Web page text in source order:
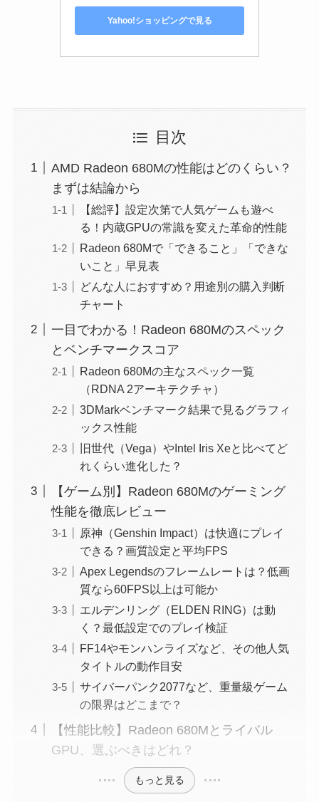
Yahoo!ショッピングで見る
目次
AMD Radeon 680Mの性能はどのくらい？
まずは結論から
【総評】設定次第で人気ゲームも遊べ
る！内蔵GPUの常識を変えた革命的性能
Radeon 680Mで「できること」「できな
いこと」早見表
どんな人におすすめ？用途別の購入判断
チャート
一目でわかる！Radeon 680Mのスペック
とベンチマークスコア
Radeon 680Mの主なスペック一覧
（RDNA 2アーキテクチャ）
3DMarkベンチマーク結果で見るグラフィ
ックス性能
旧世代（Vega）やIntel Iris Xeと比べてど
れくらい進化した？
【ゲーム別】Radeon 680Mのゲーミング
性能を徹底レビュー
原神（Genshin Impact）は快適にプレイ
できる？画質設定と平均FPS
Apex Legendsのフレームレートは？低画
質なら60FPS以上は可能か
エルデンリング（ELDEN RING）は動
く？最低設定でのプレイ検証
FF14やモンハンライズなど、その他人気
タイトルの動作目安
サイバーパンク2077など、重量級ゲーム
の限界はどこまで？
【性能比較】Radeon 680Mとライバル
GPU、選ぶべきはどれ？
もっと見る